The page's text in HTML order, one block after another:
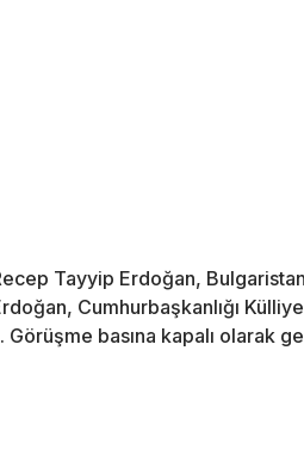
Tayyip Erdoğan,
Cumhurbaşkanlığı
Görüşme basına kapalı olarak